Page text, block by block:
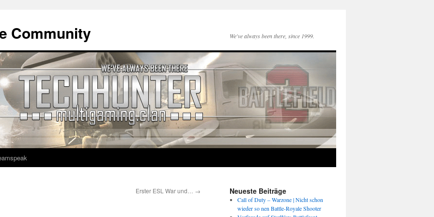
Community We've always been there, since 1999.
Erster ESL War und… → Neueste Beiträge
Call of Duty – Warzone | Nicht schon
wieder so nen Battle-Royale Shooter